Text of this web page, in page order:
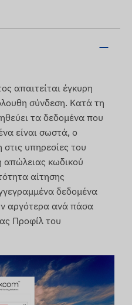
στον ιστότοπο.
ότι ο
δικαίωμα να
του προϊόντος ή
ειδοποίηση.
εμφάνιση των
ελαφρώς από
Διατηρούμε το
τον κατασκευαστή
απαιτείται έγκυρη
σύνδεση. Κατά τη
τα δεδομένα που
είναι σωστά, ο
υπηρεσίες του
απώλειας κωδικού
αίτησης
δεδομένα
αργότερα ανά πάσα
Προφίλ του